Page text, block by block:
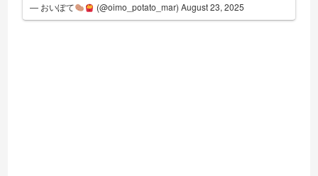
— おいぽて (@oimo_potato_mar) August 23, 2025